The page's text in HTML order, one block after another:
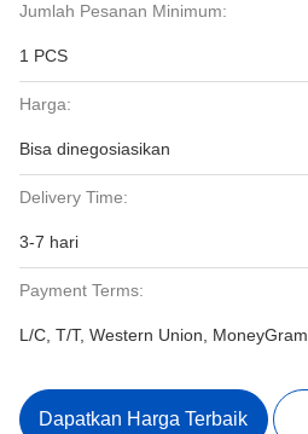
Jumlah Pesanan Minimum:
1 PCS
Harga:
Bisa dinegosiasikan
Delivery Time:
3-7 hari
Payment Terms:
L/C, T/T, Western Union, MoneyGram
Dapatkan Harga Terbaik